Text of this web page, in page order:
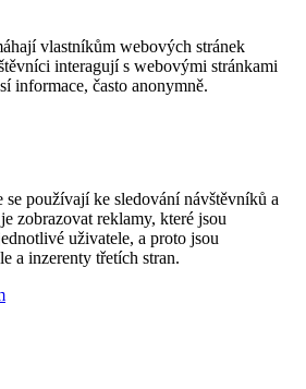
vlastníkům webových stránek
interagují s webovými stránkami
informace, často anonymně.
používají ke sledování návštěvníků a
zobrazovat reklamy, které jsou
uživatele, a proto jsou
a inzerenty třetích stran.